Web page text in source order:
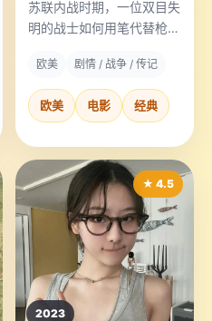
苏联内战时期，一位双目失
明的战士如何用笔代替枪，
欧美 剧情 / 战争 / 传记
欧美 电影 经典
★ 4.5
2023